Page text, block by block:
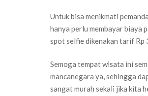
Untuk bisa menikmati
hanya perlu membayar biaya
spot selfie dikenakan tarif Rp
Semoga tempat wisata ini
mancanegara ya, sehingga
sangat murah sekali jika kita